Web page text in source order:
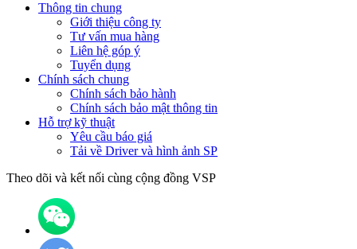
Thông tin chung
Giới thiệu công ty
Tư vấn mua hàng
Liên hệ góp ý
Tuyển dụng
Chính sách chung
Chính sách bảo hành
Chính sách bảo mật thông tin
Hỗ trợ kỹ thuật
Yêu cầu báo giá
Tải về Driver và hình ảnh SP
Theo dõi và kết nối cùng cộng đồng VSP